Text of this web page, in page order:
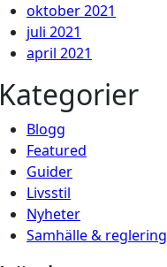
oktober 2021
juli 2021
april 2021
Kategorier
Blogg
Featured
Guider
Livsstil
Nyheter
Samhälle & reglering